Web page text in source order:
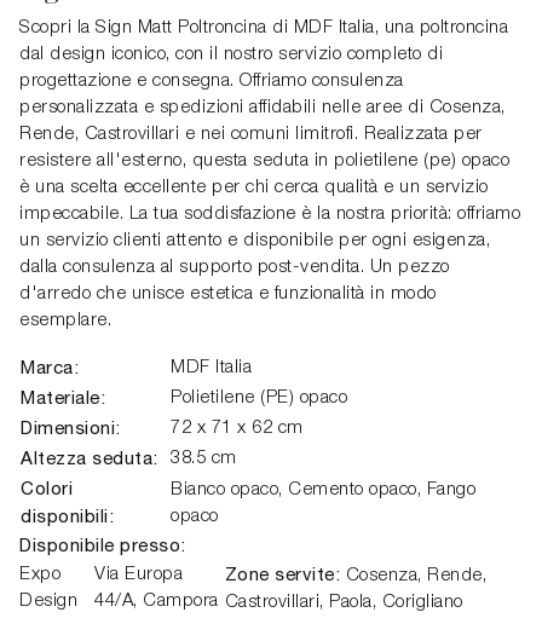
Scopri la Sign Matt Poltroncina di MDF Italia, una poltroncina
dal design iconico, con il nostro servizio completo di
progettazione e consegna. Offriamo consulenza
personalizzata e spedizioni affidabili nelle aree di Cosenza,
Rende, Castrovillari e nei comuni limitrofi. Realizzata per
resistere all'esterno, questa seduta in polietilene (pe) opaco
è una scelta eccellente per chi cerca qualità e un servizio
impeccabile. La tua soddisfazione è la nostra priorità: offriamo
un servizio clienti attento e disponibile per ogni esigenza,
dalla consulenza al supporto post-vendita. Un pezzo
d'arredo che unisce estetica e funzionalità in modo
esemplare.
Marca: MDF Italia
Materiale: Polietilene (PE) opaco
Dimensioni: 72 x 71 x 62 cm
Altezza seduta: 38.5 cm
Colori
disponibili:
Bianco opaco, Cemento opaco, Fango
opaco
Disponibile presso:
Expo
Design
Via Europa
44/A, Campora
Zone servite: Cosenza, Rende,
Castrovillari, Paola, Corigliano